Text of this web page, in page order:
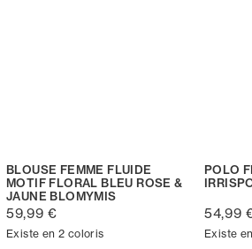
BLOUSE FEMME FLUIDE
MOTIF FLORAL BLEU ROSE &
JAUNE BLOMYMIS
59,99 €
Existe en 2 coloris
POLO
54,99
Existe